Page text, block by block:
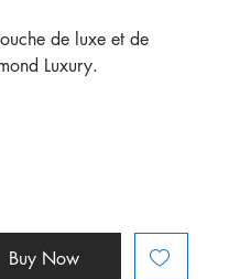
de luxe et de
Luxury.
Buy Now